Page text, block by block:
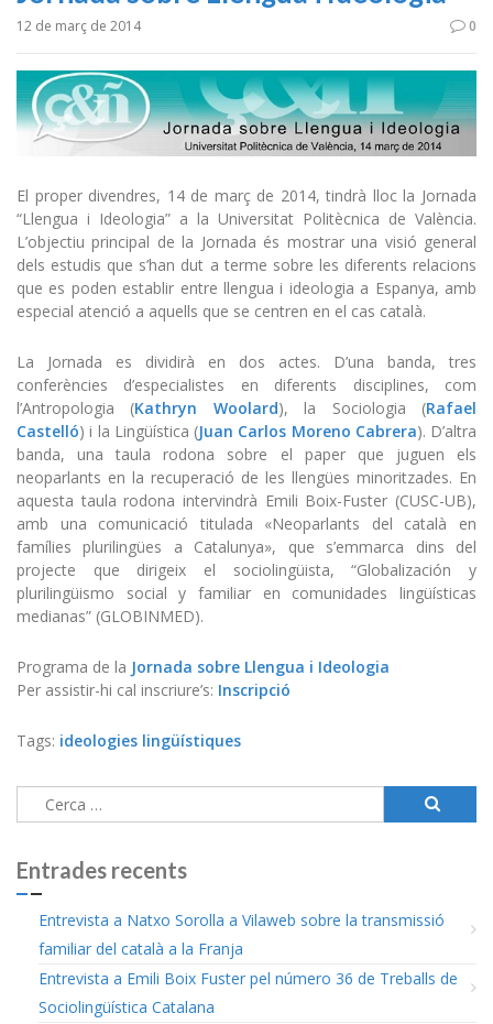
12 de març de 2014 0
El proper divendres, 14 de març de 2014, tindrà lloc la Jornada
“Llengua i Ideologia” a la Universitat Politècnica de València.
L’objectiu principal de la Jornada és mostrar una visió general
dels estudis que s’han dut a terme sobre les diferents relacions
que es poden establir entre llengua i ideologia a Espanya, amb
especial atenció a aquells que se centren en el cas català.
La Jornada es dividirà en dos actes. D’una banda, tres
conferències d’especialistes en diferents disciplines, com
l’Antropologia (Kathryn Woolard), la Sociologia (Rafael
Castelló) i la Lingüística (Juan Carlos Moreno Cabrera). D’altra
banda, una taula rodona sobre el paper que juguen els
neoparlants en la recuperació de les llengües minoritzades. En
aquesta taula rodona intervindrà Emili Boix-Fuster (CUSC-UB),
amb una comunicació titulada «Neoparlants del català en
famílies plurilingües a Catalunya», que s’emmarca dins del
projecte que dirigeix el sociolingüista, “Globalización y
plurilingüismo social y familiar en comunidades lingüísticas
medianas” (GLOBINMED).
Programa de la Jornada sobre Llengua i Ideologia
Per assistir-hi cal inscriure’s: Inscripció
Tags: ideologies lingüístiques
Cerca:
Entrades recents
Entrevista a Natxo Sorolla a Vilaweb sobre la transmissió
familiar del català a la Franja
Entrevista a Emili Boix Fuster pel número 36 de Treballs de
Sociolingüística Catalana